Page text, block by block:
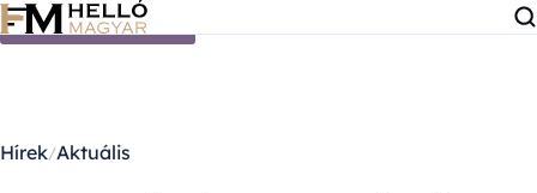
Ugrás a tartalomra
Hírek Aktuális